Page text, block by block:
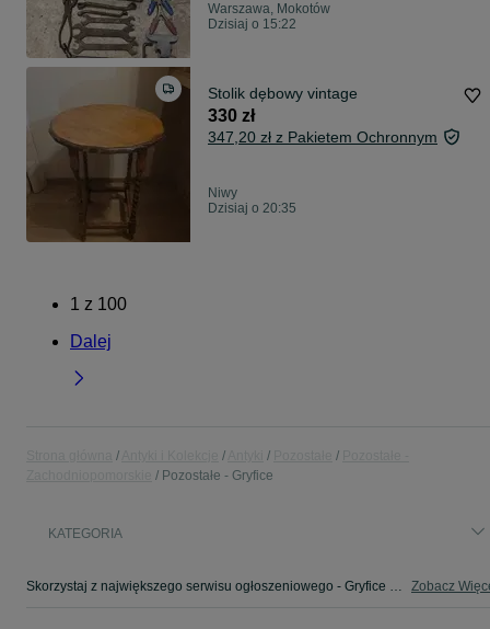
Warszawa, Mokotów
Dzisiaj o 15:22
Stolik dębowy vintage
330 zł
347,20 zł z Pakietem Ochronnym
Niwy
Dzisiaj o 20:35
1 z 100
Dalej
Pozostałe - Gryfice
KATEGORIA
Skorzystaj z największego serwisu ogłoszeniowego - Gryfice i okolice! - kupuj lub sprzedawaj jeszcze wygodniej w kategorii Pozostałe! Zobacz